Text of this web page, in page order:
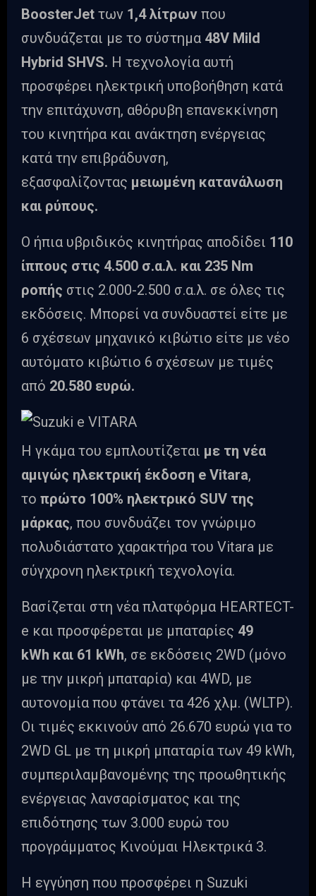
BoosterJet των 1,4 λίτρων που
συνδυάζεται με το σύστημα 48V Mild
Hybrid SHVS. Η τεχνολογία αυτή
προσφέρει ηλεκτρική υποβοήθηση κατά
την επιτάχυνση, αθόρυβη επανεκκίνηση
του κινητήρα και ανάκτηση ενέργειας
κατά την επιβράδυνση,
εξασφαλίζοντας μειωμένη κατανάλωση
και ρύπους.
Ο ήπια υβριδικός κινητήρας αποδίδει 110
ίππους στις 4.500 σ.α.λ. και 235 Nm
ροπής στις 2.000-2.500 σ.α.λ. σε όλες τις
εκδόσεις. Μπορεί να συνδυαστεί είτε με
6 σχέσεων μηχανικό κιβώτιο είτε με νέο
αυτόματο κιβώτιο 6 σχέσεων με τιμές
από 20.580 ευρώ.
Η γκάμα του εμπλουτίζεται με τη νέα
αμιγώς ηλεκτρική έκδοση e Vitara,
το πρώτο 100% ηλεκτρικό SUV της
μάρκας, που συνδυάζει τον γνώριμο
πολυδιάστατο χαρακτήρα του Vitara με
σύγχρονη ηλεκτρική τεχνολογία.
Βασίζεται στη νέα πλατφόρμα HEARTECT-
e και προσφέρεται με μπαταρίες 49
kWh και 61 kWh, σε εκδόσεις 2WD (μόνο
με την μικρή μπαταρία) και 4WD, με
αυτονομία που φτάνει τα 426 χλμ. (WLTP).
Οι τιμές εκκινούν από 26.670 ευρώ για το
2WD GL με τη μικρή μπαταρία των 49 kWh,
συμπεριλαμβανομένης της προωθητικής
ενέργειας λανσαρίσματος και της
επιδότησης των 3.000 ευρώ του
προγράμματος Κινούμαι Ηλεκτρικά 3.
H εγγύηση που προσφέρει η Suzuki